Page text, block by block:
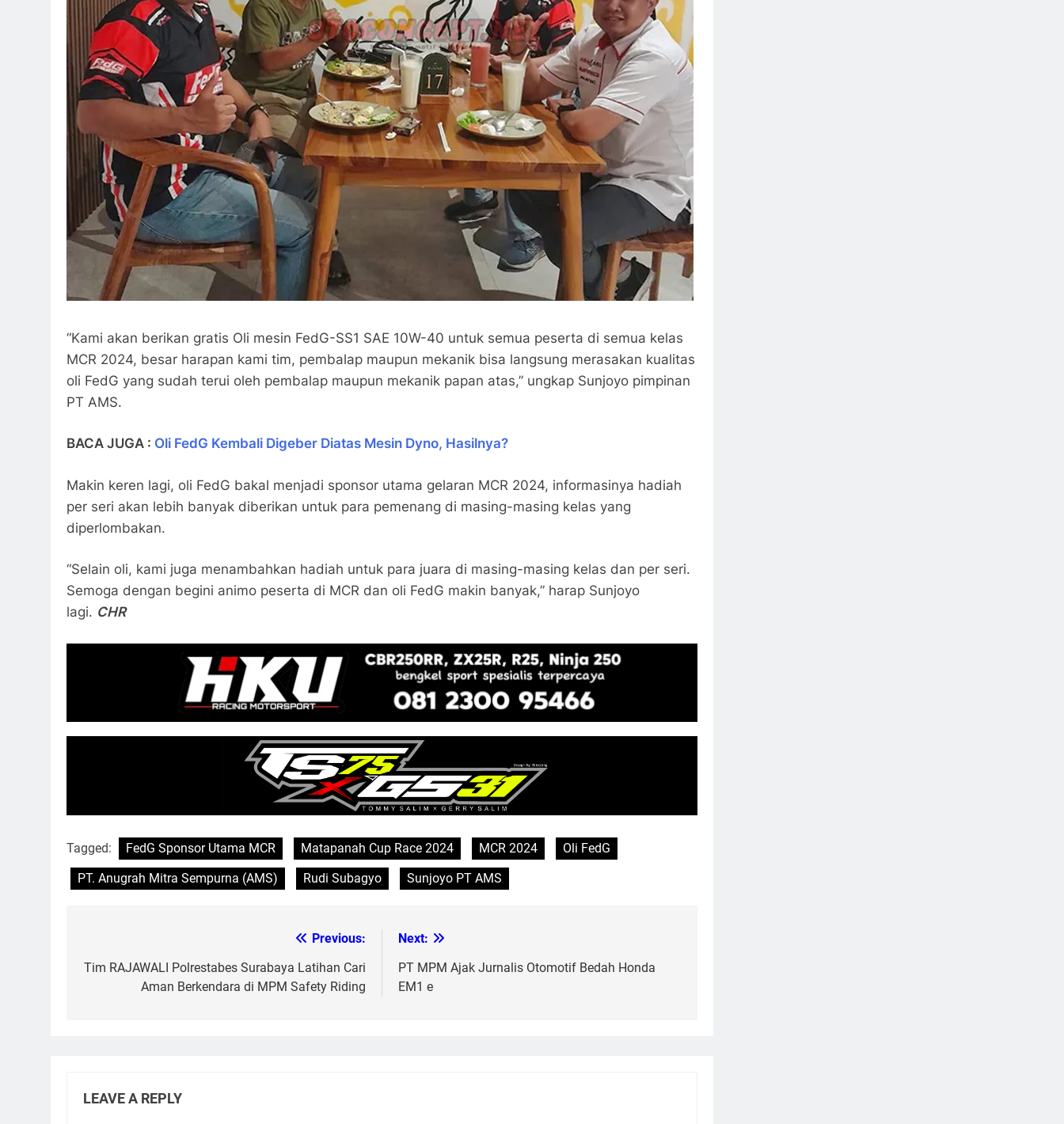
“Kami akan berikan gratis Oli mesin FedG-SS1 SAE 10W-40 untuk semua peserta di semua kelas
MCR 2024, besar harapan kami tim, pembalap maupun mekanik bisa langsung merasakan kualitas
oli FedG yang sudah terui oleh pembalap maupun mekanik papan atas,” ungkap Sunjoyo pimpinan
PT AMS.
BACA JUGA : Oli FedG Kembali Digeber Diatas Mesin Dyno, Hasilnya?
Makin keren lagi, oli FedG bakal menjadi sponsor utama gelaran MCR 2024, informasinya hadiah
per seri akan lebih banyak diberikan untuk para pemenang di masing-masing kelas yang
diperlombakan.
“Selain oli, kami juga menambahkan hadiah untuk para juara di masing-masing kelas dan per seri.
Semoga dengan begini animo peserta di MCR dan oli FedG makin banyak,” harap Sunjoyo
lagi. CHR
Tagged: FedG Sponsor Utama MCR Matapanah Cup Race 2024 MCR 2024
Oli FedG
PT. Anugrah Mitra Sempurna (AMS)
Rudi Subagyo Sunjoyo PT AMS
navigation
Previous:
Tim RAJAWALI Polrestabes Surabaya Latihan Cari
Aman Berkendara di MPM Safety Riding
Next:
PT MPM Ajak Jurnalis Otomotif Bedah Honda
EM1 e
LEAVE A REPLY